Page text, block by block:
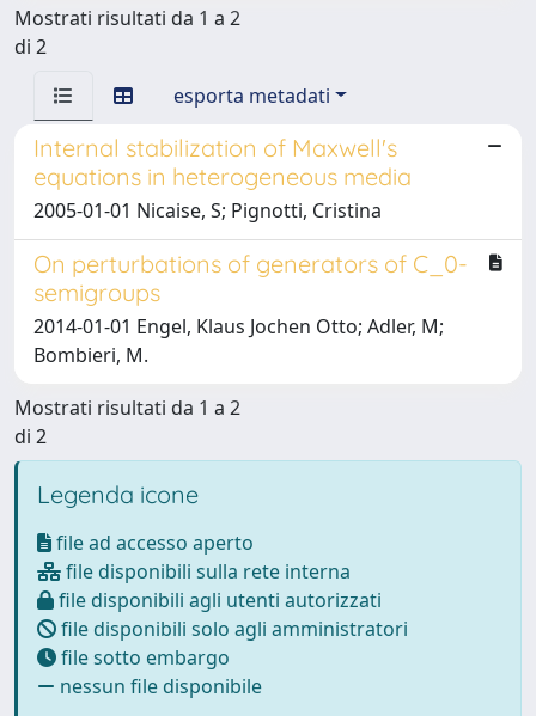
Mostrati risultati da 1 a 2
di 2
esporta metadati
Internal stabilization of Maxwell's
equations in heterogeneous media
2005-01-01 Nicaise, S; Pignotti, Cristina
On perturbations of generators of C_0-
semigroups
2014-01-01 Engel, Klaus Jochen Otto; Adler, M;
Bombieri, M.
Mostrati risultati da 1 a 2
di 2
Legenda icone
file ad accesso aperto
file disponibili sulla rete interna
file disponibili agli utenti autorizzati
file disponibili solo agli amministratori
file sotto embargo
nessun file disponibile